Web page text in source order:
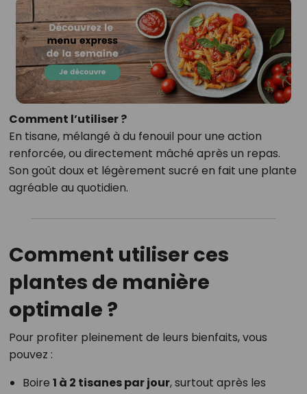
Comment l’utiliser ?
En tisane, mélangé à du fenouil pour une action
renforcée, ou directement mâché après un repas.
Son goût doux et légèrement sucré en fait une plante
agréable au quotidien.
Comment utiliser ces
plantes de manière
optimale ?
Pour profiter pleinement de leurs bienfaits, vous
pouvez :
Boire 1 à 2 tisanes par jour, surtout après les